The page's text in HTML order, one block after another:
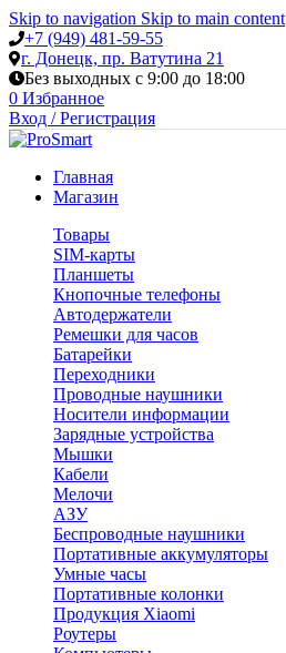
Skip to navigation Skip to main content
+7 (949) 481-59-55
г. Донецк, пр. Ватутина 21
Без выходных с 9:00 до 18:00
0 Избранное
Вход / Регистрация
Главная
Магазин
Товары
SIM-карты
Планшеты
Кнопочные телефоны
Автодержатели
Ремешки для часов
Батарейки
Переходники
Проводные наушники
Носители информации
Зарядные устройства
Мышки
Кабели
Мелочи
АЗУ
Беспроводные наушники
Портативные аккумуляторы
Умные часы
Портативные колонки
Продукция Xiaomi
Роутеры